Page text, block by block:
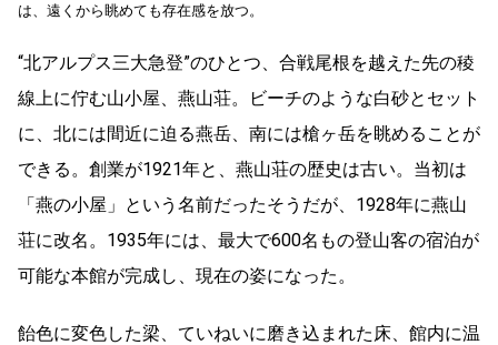
は、遠くから眺めても存在感を放つ。
“北アルプス三大急登”のひとつ、合戦尾根を越えた先の稜
線上に佇む山小屋、燕山荘。ビーチのような白砂とセット
に、北には間近に迫る燕岳、南には槍ヶ岳を眺めることが
できる。創業が1921年と、燕山荘の歴史は古い。当初は
「燕の小屋」という名前だったそうだが、1928年に燕山
荘に改名。1935年には、最大で600名もの登山客の宿泊が
可能な本館が完成し、現在の姿になった。
飴色に変色した梁、ていねいに磨き込まれた床、館内に温